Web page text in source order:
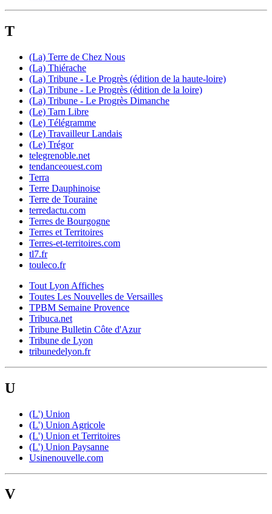
T
(La) Terre de Chez Nous
(La) Thiérache
(La) Tribune - Le Progrès (édition de la haute-loire)
(La) Tribune - Le Progrès (édition de la loire)
(La) Tribune - Le Progrès Dimanche
(Le) Tarn Libre
(Le) Télégramme
(Le) Travailleur Landais
(Le) Trégor
telegrenoble.net
tendanceouest.com
Terra
Terre Dauphinoise
Terre de Touraine
terredactu.com
Terres de Bourgogne
Terres et Territoires
Terres-et-territoires.com
tl7.fr
touleco.fr
Tout Lyon Affiches
Toutes Les Nouvelles de Versailles
TPBM Semaine Provence
Tribuca.net
Tribune Bulletin Côte d'Azur
Tribune de Lyon
tribunedelyon.fr
U
(L') Union
(L') Union Agricole
(L') Union et Territoires
(L') Union Paysanne
Usinenouvelle.com
V